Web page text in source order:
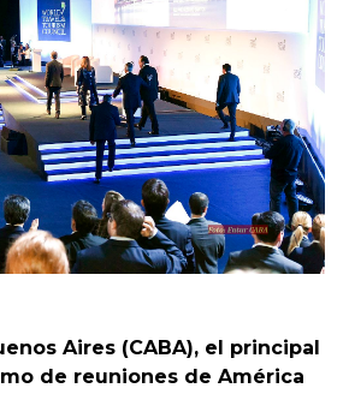
Aires (CABA), el principal
de reuniones de América